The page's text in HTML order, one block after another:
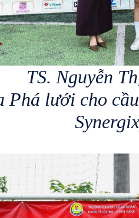
TS. Nguyễn
Phá lưới cho